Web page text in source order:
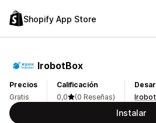
Shopify App Store
IrobotBox
Precios
Gratis
Calificación
0,0
(0 Reseñas)
Instalar